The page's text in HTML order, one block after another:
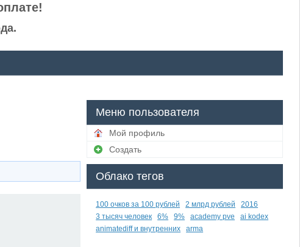
Меню пользователя
Мой профиль
Создать
Облако тегов
100 очков за 100 рублей 2 млрд рублей
2016
3 тысяч человек
6% 9% academy pve
ai kodex
animatediff и внутренних
arma